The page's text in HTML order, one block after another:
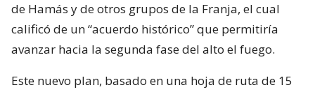
de Hamás y de otros grupos de la Franja, el cual
calificó de un “acuerdo histórico” que permitiría
avanzar hacia la segunda fase del alto el fuego.
Este nuevo plan, basado en una hoja de ruta de 15